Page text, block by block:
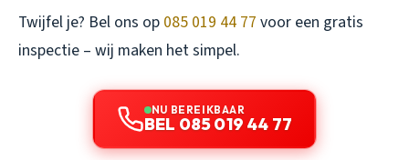
Twijfel je? Bel ons op 085 019 44 77 voor een gratis
inspectie – wij maken het simpel.
NU BEREIKBAAR
BEL 085 019 44 77